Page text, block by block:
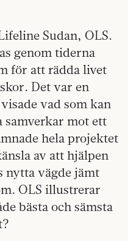
Sudan, OLS.
genom tiderna
för att rädda livet
Det var en
vad som kan
samverkar mot ett
hela projektet
av att hjälpen
nytta vägde jämt
OLS illustrerar
bästa och sämsta